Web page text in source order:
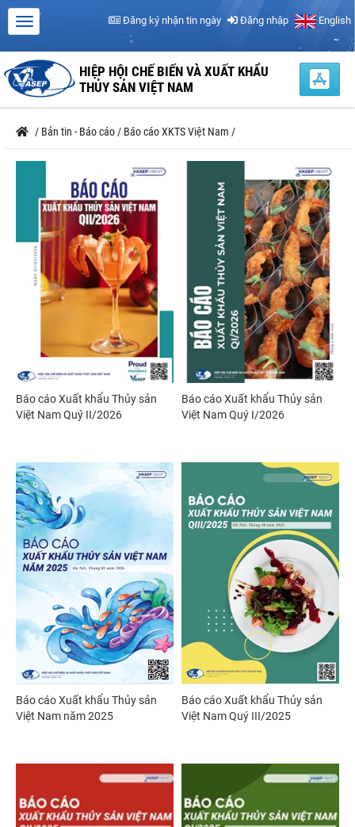
Đăng ký nhận tin ngày Đăng nhập English
HIỆP HỘI CHẾ BIẾN VÀ XUẤT KHẨU
THỦY SẢN VIỆT NAM
/ Bản tin - Báo cáo / Báo cáo XKTS Việt Nam /
Báo cáo Xuất khẩu Thủy sản
Việt Nam Quý II/2026
Báo cáo Xuất khẩu Thủy sản
Việt Nam Quý I/2026
Báo cáo Xuất khẩu Thủy sản
Việt Nam năm 2025
Báo cáo Xuất khẩu Thủy sản
Việt Nam Quý III/2025